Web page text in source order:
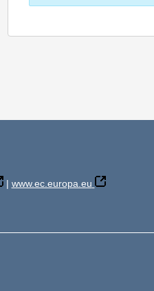
| www.ec.europa.eu